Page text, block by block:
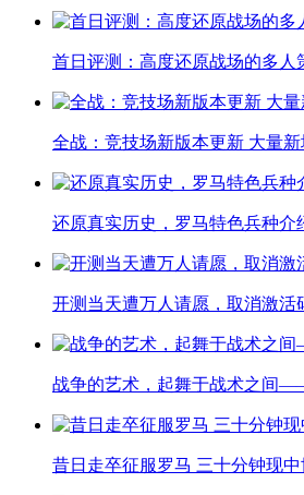
首日评测：高度还原战场的多人
全战：竞技场新版本更新 大量
还原真实历史，罗马特色兵种介
开测当天遭万人请愿，取消激活
战争的艺术，起舞于战术之间
昔日走卒征服罗马 三十分钟现